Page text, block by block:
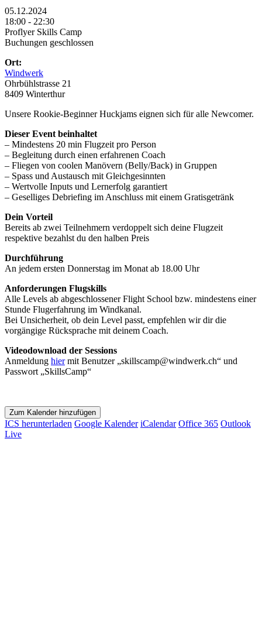
05.12.2024
18:00 - 22:30
Proflyer Skills Camp
Buchungen geschlossen
Ort:
Windwerk
Ohrbühlstrasse 21
8409 Winterthur
Unsere Rookie-Beginner Huckjams eignen sich für alle Newcomer.
Dieser Event beinhaltet
– Mindestens 20 min Flugzeit pro Person
– Begleitung durch einen erfahrenen Coach
– Fliegen von coolen Manövern (Belly/Back) in Gruppen
– Spass und Austausch mit Gleichgesinnten
– Wertvolle Inputs und Lernerfolg garantiert
– Geselliges Debriefing im Anschluss mit einem Gratisgetränk
Dein Vorteil
Bereits ab zwei Teilnehmern verdoppelt sich deine Flugzeit
respektive bezahlst du den halben Preis
Durchführung
An jedem ersten Donnerstag im Monat ab 18.00 Uhr
Anforderungen Flugskills
Alle Levels ab abgeschlossener Flight School bzw. mindestens einer
Stunde Flugerfahrung im Windkanal.
Bei Unsicherheit, ob dein Level passt, empfehlen wir dir die
vorgängige Rücksprache mit deinem Coach.
Videodownload der Sessions
Anmeldung hiermit Benutzer „skillscamp@windwerk.ch“ und
Passwort „SkillsCamp“
Zum Kalender hinzufügen
ICS herunterladen Google Kalender iCalendar Office 365 Outlook
Live